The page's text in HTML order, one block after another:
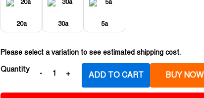
20a 30a 5a
Please select a variation to see estimated shipping cost.
Quantity
ADD TO CART BUY NOW